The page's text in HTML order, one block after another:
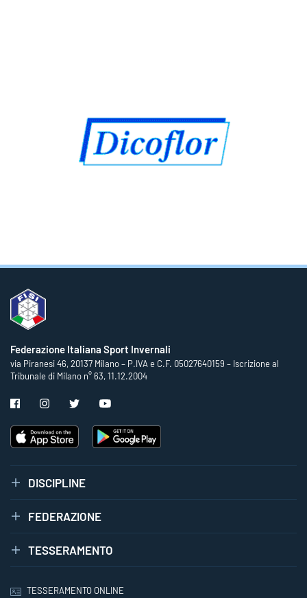
Federazione Italiana Sport Invernali
via Piranesi 46, 20137 Milano – P.IVA e C.F. 05027640159 – Iscrizione al
Tribunale di Milano n° 63, 11.12.2004
DISCIPLINE
FEDERAZIONE
TESSERAMENTO
TESSERAMENTO ONLINE